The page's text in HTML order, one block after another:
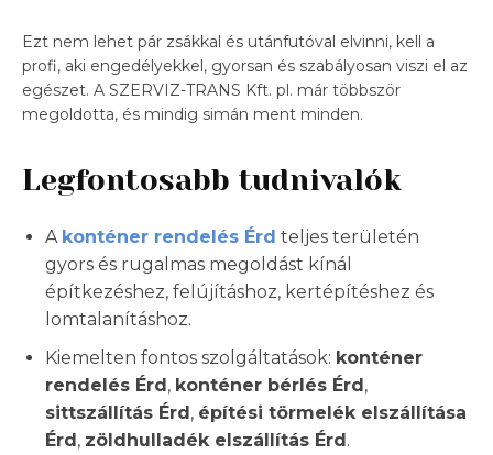
Ezt nem lehet pár zsákkal és utánfutóval elvinni, kell a
profi, aki engedélyekkel, gyorsan és szabályosan viszi el az
egészet. A SZERVIZ-TRANS Kft. pl. már többször
megoldotta, és mindig simán ment minden.
Legfontosabb tudnivalók
A konténer rendelés Érd teljes területén
gyors és rugalmas megoldást kínál
építkezéshez, felújításhoz, kertépítéshez és
lomtalanításhoz.
Kiemelten fontos szolgáltatások: konténer
rendelés Érd, konténer bérlés Érd,
sittszállítás Érd, építési törmelék elszállítása
Érd, zöldhulladék elszállítás Érd.